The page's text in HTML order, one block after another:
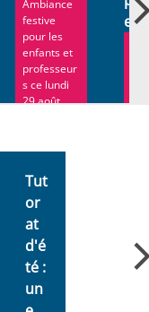
Ambiance
festive
pour les
enfants et
professeur
s ce lundi
29 août.
Tut
or
at
d'é
té :
un